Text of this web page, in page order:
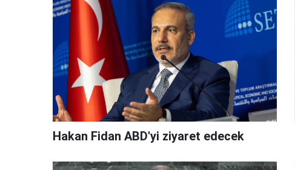
Hakan Fidan ABD'yi ziyaret edecek